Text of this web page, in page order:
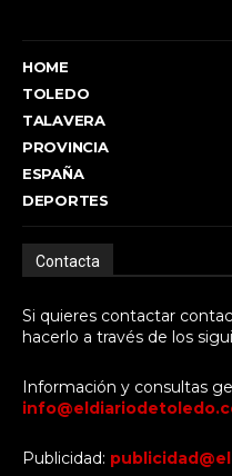
HOME
TOLEDO
TALAVERA
PROVINCIA
ESPAÑA
DEPORTES
Contacta
Si quieres contactar
hacerlo a través de los
Información y consultas
Publicidad: